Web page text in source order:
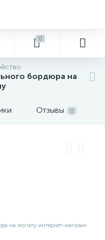
0
бордюра на
Отзывы 0